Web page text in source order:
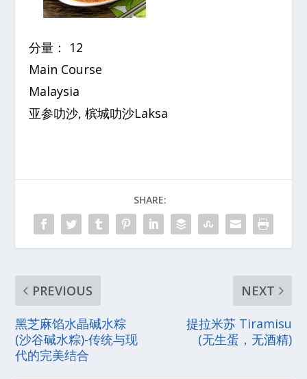
分量： 12
Main Course
Malaysia
亚参叻沙, 槟城叻沙Laksa
SHARE:
PREVIOUS
黑芝麻馅水晶碱水粽
(沙谷碱水粽)-传统与现
代的完美结合
NEXT
提拉米苏 Tiramisu
(无生蛋，无酒精)